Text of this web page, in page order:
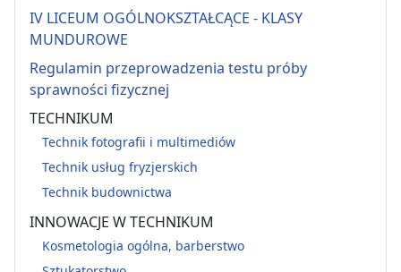
IV LICEUM OGÓLNOKSZTAŁCĄCE - KLASY
MUNDUROWE
Regulamin przeprowadzenia testu próby
sprawności fizycznej
TECHNIKUM
Technik fotografii i multimediów
Technik usług fryzjerskich
Technik budownictwa
INNOWACJE W TECHNIKUM
Kosmetologia ogólna, barberstwo